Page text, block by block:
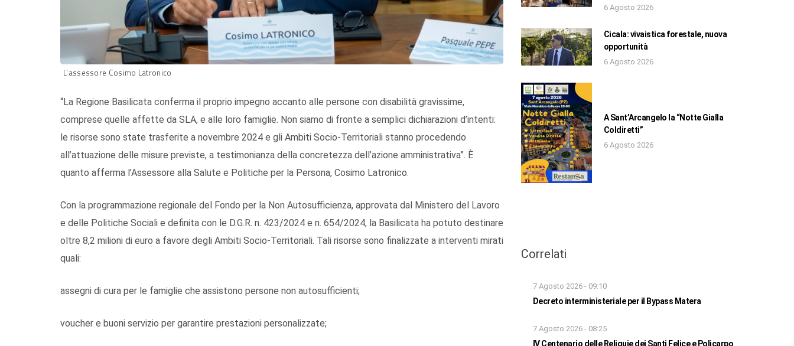
L'assessore Cosimo Latronico
“La Regione Basilicata conferma il proprio impegno accanto alle persone con disabilità gravissime,
comprese quelle affette da SLA, e alle loro famiglie. Non siamo di fronte a semplici dichiarazioni d’intenti:
le risorse sono state trasferite a novembre 2024 e gli Ambiti Socio-Territoriali stanno procedendo
all’attuazione delle misure previste, a testimonianza della concretezza dell’azione amministrativa”. È
quanto afferma l’Assessore alla Salute e Politiche per la Persona, Cosimo Latronico.
Con la programmazione regionale del Fondo per la Non Autosufficienza, approvata dal Ministero del Lavoro
e delle Politiche Sociali e definita con le D.G.R. n. 423/2024 e n. 654/2024, la Basilicata ha potuto destinare
oltre 8,2 milioni di euro a favore degli Ambiti Socio-Territoriali. Tali risorse sono finalizzate a interventi mirati
quali:
assegni di cura per le famiglie che assistono persone non autosufficienti;
voucher e buoni servizio per garantire prestazioni personalizzate;
6 Agosto 2026
Cicala: vivaistica forestale, nuova
opportunità
6 Agosto 2026
A Sant’Arcangelo la “Notte Gialla
Coldiretti”
6 Agosto 2026
Correlati
7 Agosto 2026 - 09:10
Decreto interministeriale per il Bypass Matera
7 Agosto 2026 - 08:25
IV Centenario delle Reliquie dei Santi Felice e Policarpo